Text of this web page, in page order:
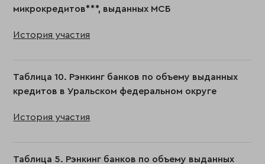
микрокредитов***, выданных МСБ
История участия
Таблица 10. Рэнкинг банков по объему выданных
кредитов в Уральском федеральном округе
История участия
Таблица 5. Рэнкинг банков по объему выданных